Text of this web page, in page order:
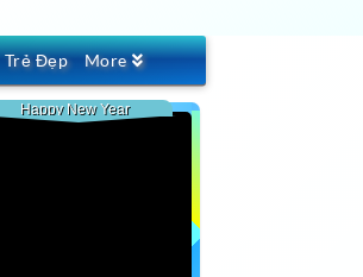
Trẻ Đẹp More
Happy New Year